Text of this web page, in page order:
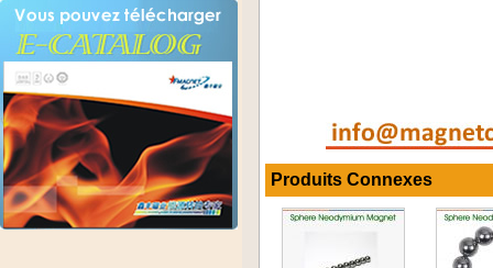
Produits Connexes